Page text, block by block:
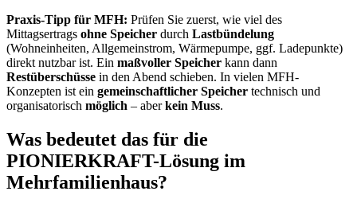
Praxis-Tipp für MFH: Prüfen Sie zuerst, wie viel des
Mittagsertrags ohne Speicher durch Lastbündelung
(Wohneinheiten, Allgemeinstrom, Wärmepumpe, ggf. Ladepunkte)
direkt nutzbar ist. Ein maßvoller Speicher kann dann
Restüberschüsse in den Abend schieben. In vielen MFH-
Konzepten ist ein gemeinschaftlicher Speicher technisch und
organisatorisch möglich – aberkein Muss.
Was bedeutet das für die
PIONIERKRAFT-Lösung im
Mehrfamilienhaus?